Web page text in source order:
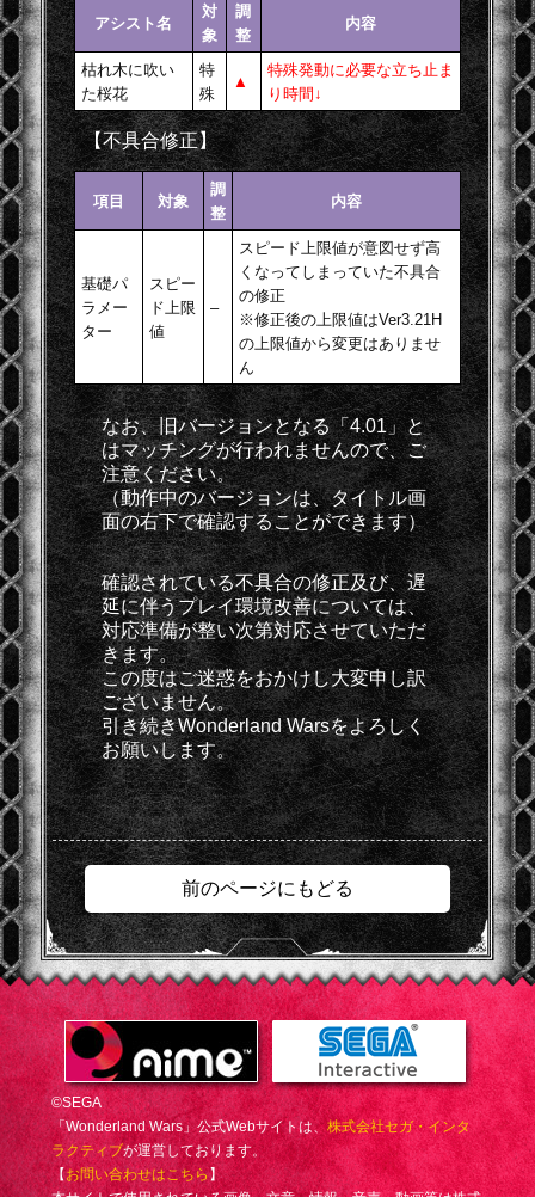
アシスト名
対
象
調
整
内容
枯れ木に吹い
た桜花
特
殊
▲
特殊発動に必要な立ち止ま
り時間↓
【不具合修正】
項目 対象
調
整
内容
基礎パ
ラメー
ター
スピー
ド上限
値
–
スピード上限値が意図せず高
くなってしまっていた不具合
の修正
※修正後の上限値はVer3.21H
の上限値から変更はありませ
ん
なお、旧バージョンとなる「4.01」と
はマッチングが行われませんので、ご
注意ください。
（動作中のバージョンは、タイトル画
面の右下で確認することができます）
確認されている不具合の修正及び、遅
延に伴うプレイ環境改善については、
対応準備が整い次第対応させていただ
きます。
この度はご迷惑をおかけし大変申し訳
ございません。
引き続きWonderland Warsをよろしく
お願いします。
前のページにもどる
©SEGA
「Wonderland Wars」公式Webサイトは、株式会社セガ・インタ
ラクティブが運営しております。
【お問い合わせはこちら】